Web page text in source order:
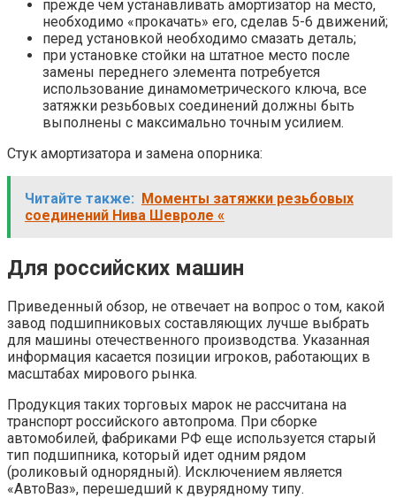
прежде чем устанавливать амортизатор на место,
необходимо «прокачать» его, сделав 5-6 движений;
перед установкой необходимо смазать деталь;
при установке стойки на штатное место после
замены переднего элемента потребуется
использование динамометрического ключа, все
затяжки резьбовых соединений должны быть
выполнены с максимально точным усилием.
Стук амортизатора и замена опорника:
Читайте также: Моменты затяжки резьбовых
соединений Нива Шевроле «
Для российских машин
Приведенный обзор, не отвечает на вопрос о том, какой
завод подшипниковых составляющих лучше выбрать
для машины отечественного производства. Указанная
информация касается позиции игроков, работающих в
масштабах мирового рынка.
Продукция таких торговых марок не рассчитана на
транспорт российского автопрома. При сборке
автомобилей, фабриками РФ еще используется старый
тип подшипника, который идет одним рядом
(роликовый однорядный). Исключением является
«АвтоВаз», перешедший к двурядному типу.